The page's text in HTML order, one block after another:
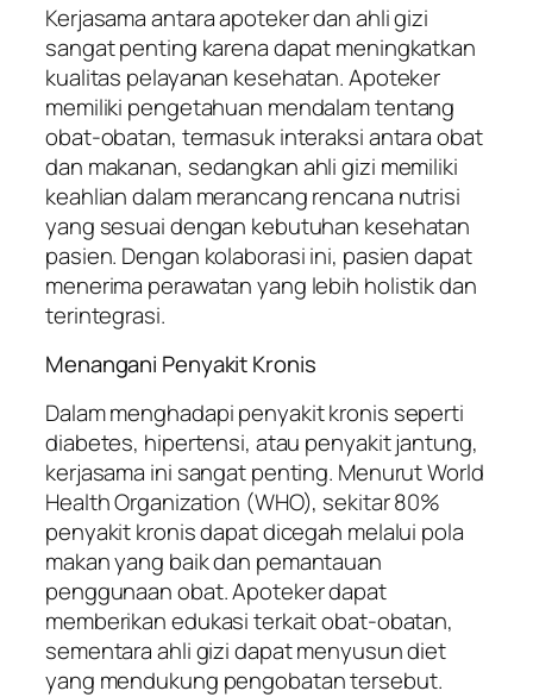
Kerjasama antara apoteker dan ahli gizi
sangat penting karena dapat meningkatkan
kualitas pelayanan kesehatan. Apoteker
memiliki pengetahuan mendalam tentang
obat-obatan, termasuk interaksi antara obat
dan makanan, sedangkan ahli gizi memiliki
keahlian dalam merancang rencana nutrisi
yang sesuai dengan kebutuhan kesehatan
pasien. Dengan kolaborasi ini, pasien dapat
menerima perawatan yang lebih holistik dan
terintegrasi.
Menangani Penyakit Kronis
Dalam menghadapi penyakit kronis seperti
diabetes, hipertensi, atau penyakit jantung,
kerjasama ini sangat penting. Menurut World
Health Organization (WHO), sekitar 80%
penyakit kronis dapat dicegah melalui pola
makan yang baik dan pemantauan
penggunaan obat. Apoteker dapat
memberikan edukasi terkait obat-obatan,
sementara ahli gizi dapat menyusun diet
yang mendukung pengobatan tersebut.